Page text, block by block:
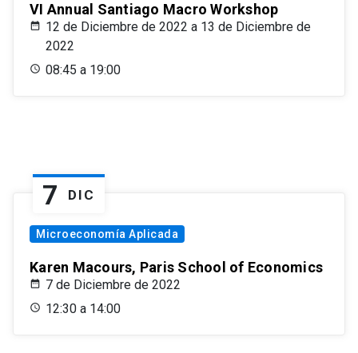
VI Annual Santiago Macro Workshop
12 de Diciembre de 2022 a 13 de Diciembre de
2022
08:45 a 19:00
7 DIC
Microeconomía Aplicada
Karen Macours, Paris School of Economics
7 de Diciembre de 2022
12:30 a 14:00